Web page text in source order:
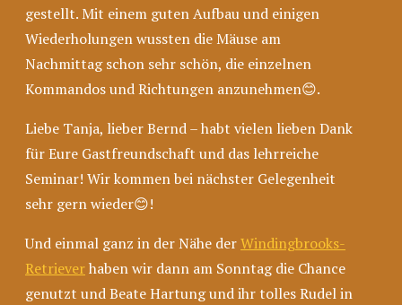
gestellt. Mit einem guten Aufbau und einigen
Wiederholungen wussten die Mäuse am
Nachmittag schon sehr schön, die einzelnen
Kommandos und Richtungen anzunehmen😊.
Liebe Tanja, lieber Bernd – habt vielen lieben Dank
für Eure Gastfreundschaft und das lehrreiche
Seminar! Wir kommen bei nächster Gelegenheit
sehr gern wieder😊!
Und einmal ganz in der Nähe derWindingbrooks-
Retrieverhaben wir dann am Sonntag die Chance
genutzt und Beate Hartung und ihr tolles Rudel in